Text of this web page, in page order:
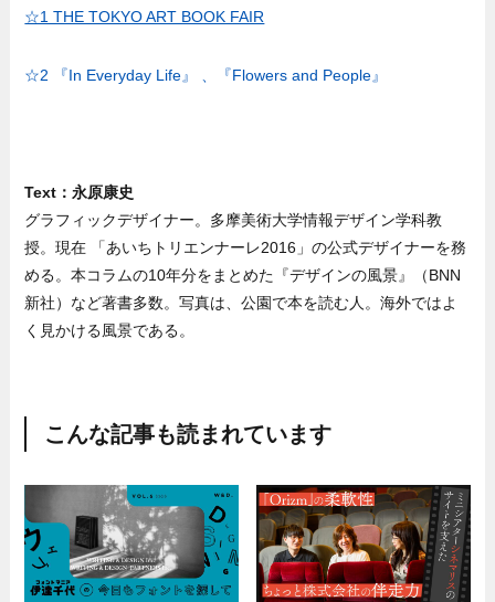
☆1 THE TOKYO ART BOOK FAIR
☆2 『In Everyday Life』 、『Flowers and People』
Text：永原康史
グラフィックデザイナー。多摩美術大学情報デザイン学科教
授。現在 「あいちトリエンナーレ2016」の公式デザイナーを務
める。本コラムの10年分をまとめた『デザインの風景』（BNN
新社）など著書多数。写真は、公園で本を読む人。海外ではよ
く見かける風景である。
こんな記事も読まれています